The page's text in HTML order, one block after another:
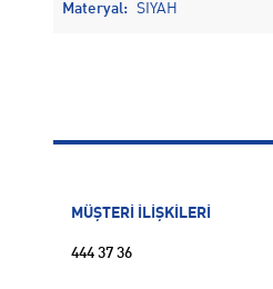
Materyal: SIYAH
MÜŞTERİ İLİŞKİLERİ
444 37 36